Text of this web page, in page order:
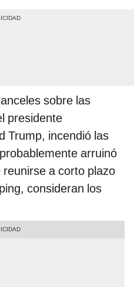
sobre las
presidente
Trump, incendió las
arruinó
a corto plazo
consideran los